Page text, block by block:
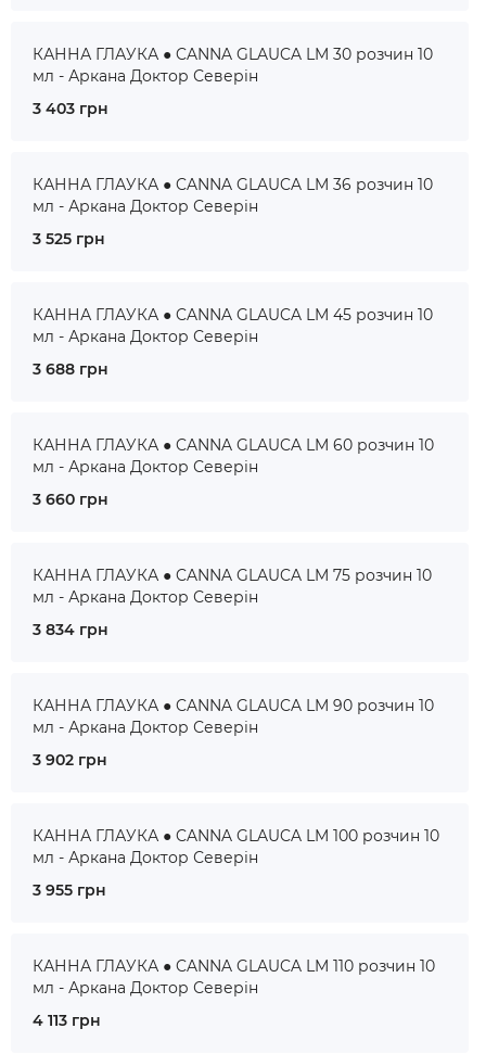
КАННА ГЛАУКА ● CANNA GLAUCA LM 30 розчин 10
мл - Аркана Доктор Северін
3 403 грн
КАННА ГЛАУКА ● CANNA GLAUCA LM 36 розчин 10
мл - Аркана Доктор Северін
3 525 грн
КАННА ГЛАУКА ● CANNA GLAUCA LM 45 розчин 10
мл - Аркана Доктор Северін
3 688 грн
КАННА ГЛАУКА ● CANNA GLAUCA LM 60 розчин 10
мл - Аркана Доктор Северін
3 660 грн
КАННА ГЛАУКА ● CANNA GLAUCA LM 75 розчин 10
мл - Аркана Доктор Северін
3 834 грн
КАННА ГЛАУКА ● CANNA GLAUCA LM 90 розчин 10
мл - Аркана Доктор Северін
3 902 грн
КАННА ГЛАУКА ● CANNA GLAUCA LM 100 розчин 10
мл - Аркана Доктор Северін
3 955 грн
КАННА ГЛАУКА ● CANNA GLAUCA LM 110 розчин 10
мл - Аркана Доктор Северін
4 113 грн